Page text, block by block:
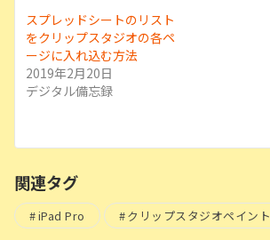
スプレッドシートのリスト
をクリップスタジオの各ペ
ージに入れ込む方法
2019年2月20日
デジタル備忘録
関連タグ
iPad Pro クリップスタジオペイント